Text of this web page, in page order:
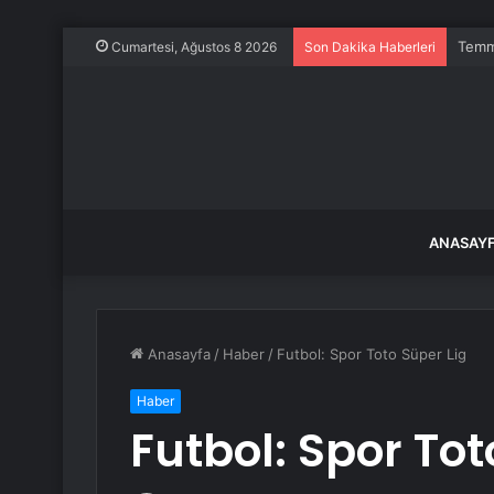
Cumartesi, Ağustos 8 2026 Son Dakika Haberleri
Anasayfa / Haber / Futbol: Spor Toto Süper Lig
Haber
Futbol: Spor